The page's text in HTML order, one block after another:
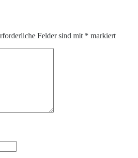
Felder sind mit * markiert